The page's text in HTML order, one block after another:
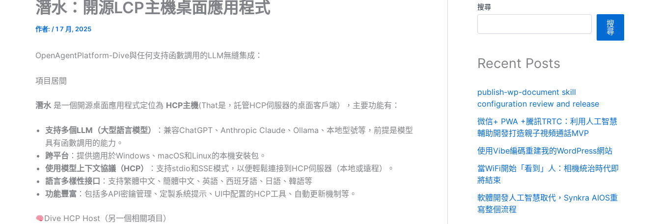
潛水：開源LCP主機桌面應用程式
作者: /1 7 月, 2025
OpenAgentPlatform-Dive與任何支持函數調用的LLM無縫集成：
項目居間
潛水 是一個開源桌面應用程式定位為 HCP主機(That是，託管HCP伺服器的桌面客戶端），主要功能有：
支持多個LLM（大型語言模型）
：兼容ChatGPT、Anthropic Claude、Ollama、本地型號等，前提是模型
具有函數調用的能力。
跨平台 ：提供適用於Windows、macOS和Linux的本機安裝包。
使用模型上下文協議（HCP）
：支持stdio和SSE模式，以便輕鬆連接到HCP伺服器（本地或遠程）。
語言多樣性接口 ：支持繁體中文、簡體中文、英語、西班牙語、日語、韓語等
功能豐富 ：包括多API密鑰管理、定製系統提示、UI中配置的HCP工具、自動更新機制等。
Dive HCP Host（另一個相關項目）
搜尋
搜
尋
Recent Posts
publish-wp-document skill
configuration review and release
微信+ PWA +騰訊TRTC：利用人工智慧
輔助開發打造親子視頻通話MVP
使用Vibe編碼重建我的WordPress網站
當WiFi開始「看到」人：相機統治時代即
將結束
軟體開發人工智慧取代，Synkra AIOS重
寫整個流程